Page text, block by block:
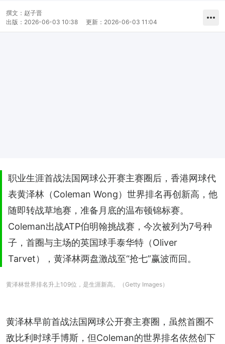
撰文： 赵子晋
出版： 2026-06-03 10:38 更新： 2026-06-03 11:04
职业生涯首战法国网球公开赛主赛圈后，香港网球代
表黄泽林（Coleman Wong）世界排名再创新高，他
随即转战草地赛，准备月底的温布顿锦标赛。
Coleman出战ATP伯明翰挑战赛，今次被列为7号种
子，首圈与主场的英国球手泰华特（Oliver
Tarvet），黄泽林两盘激战至“抢七”赢波而回。
黄泽林世界排名升上109位，是生涯新高。（Getty Images）
黄泽林早前首战法国网球公开赛主赛圈，虽然首圈不
敌比利时球手博斯，但Coleman的世界排名依然创下